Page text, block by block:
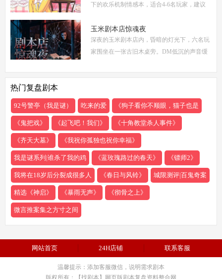
下的欢乐机制情感本，适合4-6名玩家，建议
争、家族恩怨与情感纠葛，以轻松幽默的笔触
描绘了一
玉米剧本店惊魂夜
深夜的玉米剧本店内，昏暗的灯光下，六名玩
家围坐在一张古旧木桌旁。DM低沉的声音缓
热门复盘剧本
92号警亭（我是谜） 吃来的爱 《狗子看你不顺眼，猫子也是
《鬼把戏》 《起飞吧！我们》 《十角教堂杀人事件》
《齐天大墓》 《我祝你孤独也祝你幸福》
我是谜系列|谁杀了我的鸡 《蓝玫瑰路过的春天》 《镖师2》
我将在18岁后分裂成很多人 《春日与风铃》 城限测评|百鬼奇案
精选《神启》 《暴雨无声》 《彻骨之上》
微言推案集之方寸之间
网站首页 24H店铺 联系客服
温馨提示：添加客服微信，说明需求剧本
版权所有：【找剧本】网页版剧本复盘资料整合网